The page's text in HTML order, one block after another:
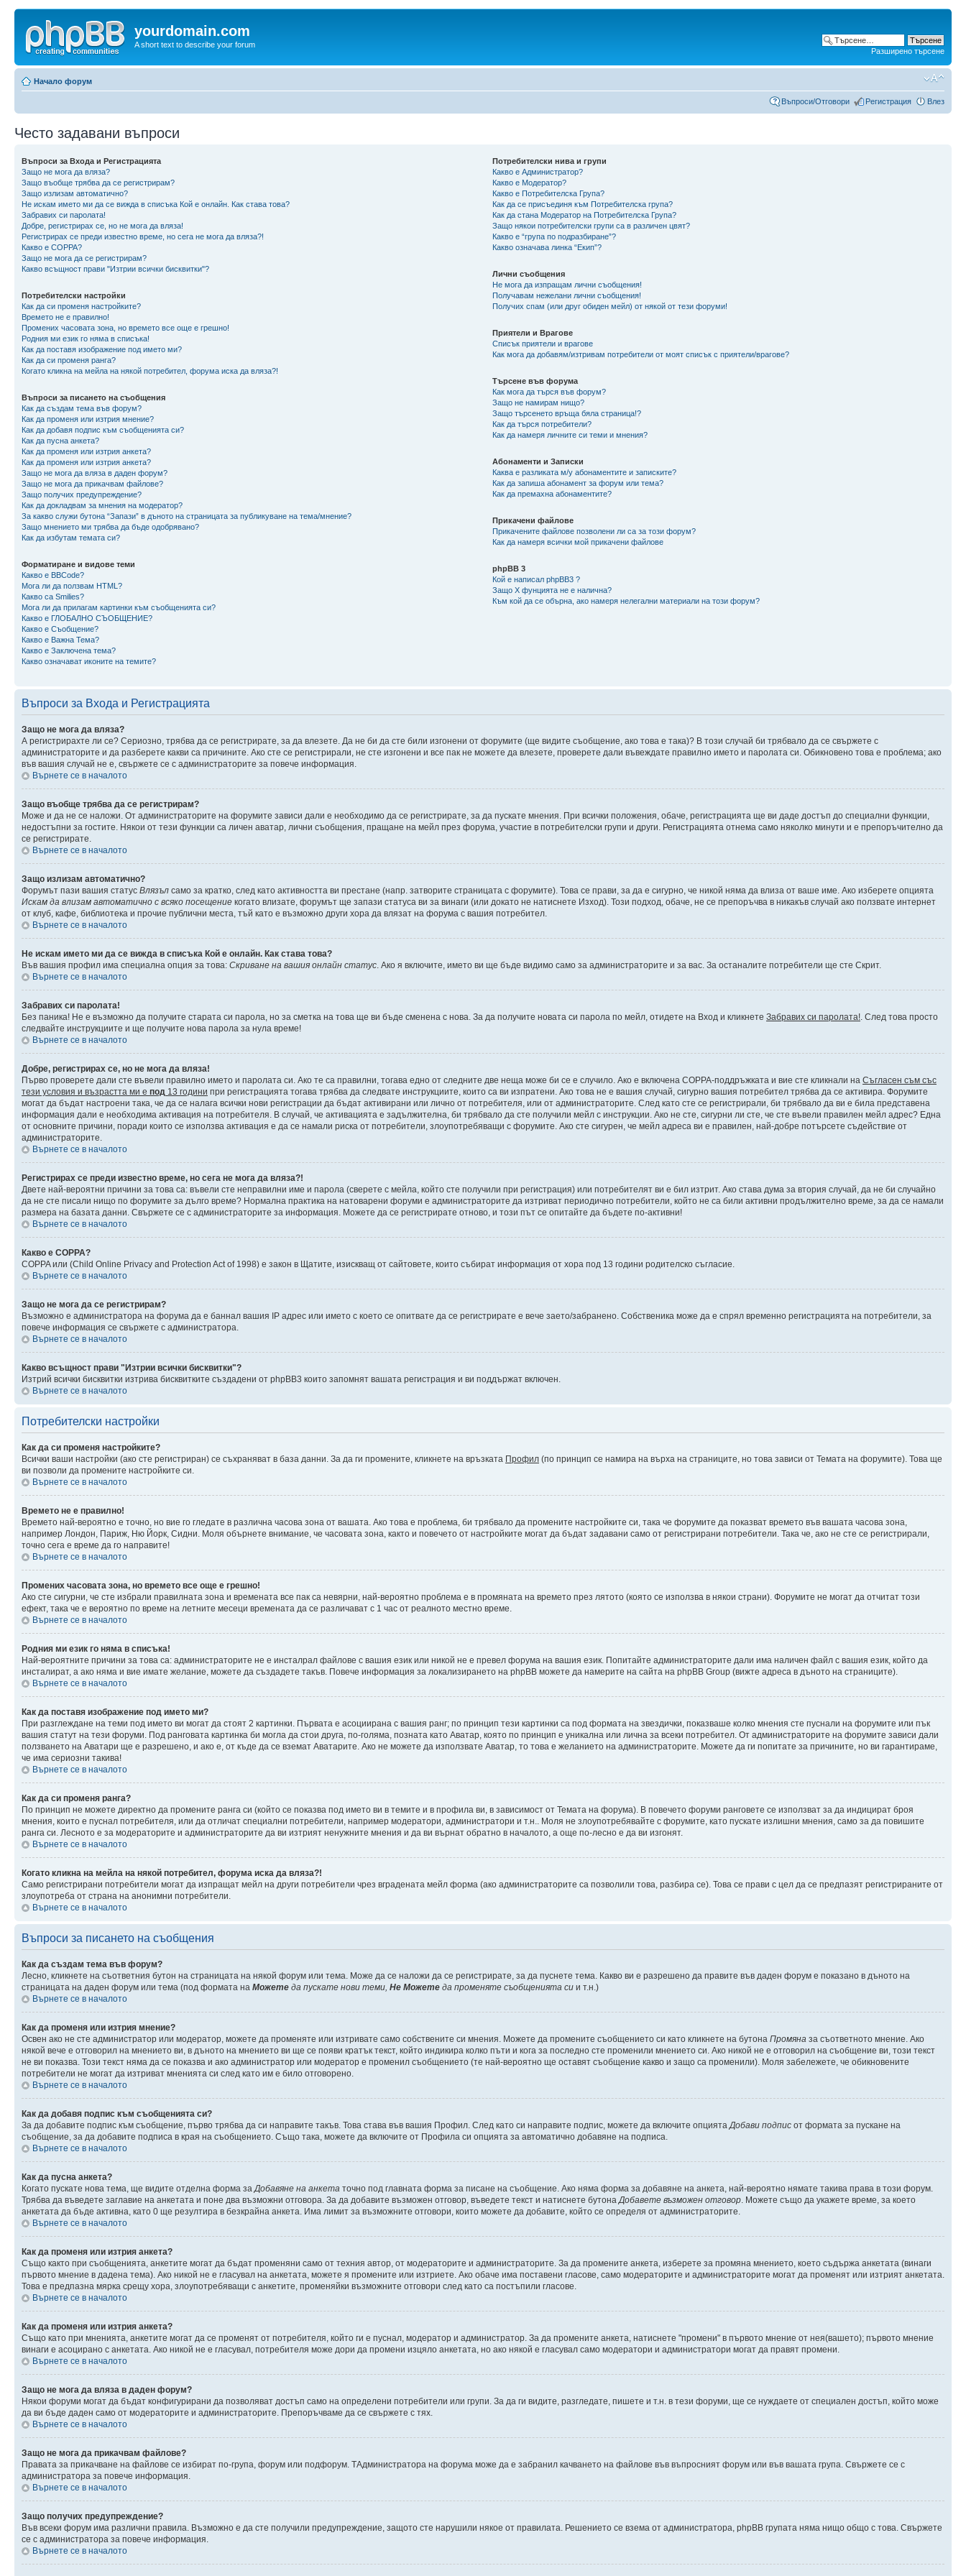
yourdomain.com
A short text to describe your forum
Разширено търсене
Начало форум
Въпроси/Отговори Регистрация Влез
Често задавани въпроси
Въпроси за Входа и Регистрацията
Защо не мога да вляза?
Защо въобще трябва да се регистрирам?
Защо излизам автоматично?
Не искам името ми да се вижда в списъка Кой е онлайн. Как става това?
Забравих си паролата!
Добре, регистрирах се, но не мога да вляза!
Регистрирах се преди известно време, но сега не мога да вляза?!
Какво е COPPA?
Защо не мога да се регистрирам?
Какво всъщност прави "Изтрии всички бисквитки"?
Потребителски настройки
Как да си променя настройките?
Времето не е правилно!
Промених часовата зона, но времето все още е грешно!
Родния ми език го няма в списъка!
Как да поставя изображение под името ми?
Как да си променя ранга?
Когато кликна на мейла на някой потребител, форума иска да вляза?!
Въпроси за писането на съобщения
Как да създам тема във форум?
Как да променя или изтрия мнение?
Как да добавя подпис към съобщенията си?
Как да пусна анкета?
Как да променя или изтрия анкета?
Как да променя или изтрия анкета?
Защо не мога да вляза в даден форум?
Защо не мога да прикачвам файлове?
Защо получих предупреждение?
Как да докладвам за мнения на модератор?
За какво служи бутона “Запази” в дъното на страницата за публикуване на тема/мнение?
Защо мнението ми трябва да бъде одобрявано?
Как да избутам темата си?
Форматиране и видове теми
Какво е BBCode?
Мога ли да ползвам HTML?
Какво са Smilies?
Мога ли да прилагам картинки към съобщенията си?
Какво е ГЛОБАЛНО СЪОБЩЕНИЕ?
Какво е Съобщение?
Какво е Важна Тема?
Какво е Заключена тема?
Какво означават иконите на темите?
Потребителски нива и групи
Какво е Администратор?
Какво е Модератор?
Какво е Потребителска Група?
Как да се присъединя към Потребителска група?
Как да стана Модератор на Потребителска Група?
Защо някои потребителски групи са в различен цвят?
Какво е “група по подразбиране”?
Какво означава линка “Екип”?
Лични съобщения
Не мога да изпращам лични съобщения!
Получавам нежелани лични съобщения!
Получих спам (или друг обиден мейл) от някой от тези форуми!
Приятели и Врагове
Списък приятели и врагове
Как мога да добавям/изтривам потребители от моят списък с приятели/врагове?
Търсене във форума
Как мога да търся във форум?
Защо не намирам нищо?
Защо търсенето връща бяла страница!?
Как да търся потребители?
Как да намеря личните си теми и мнения?
Абонаменти и Записки
Каква е разликата м/у абонаментите и записките?
Как да запиша абонамент за форум или тема?
Как да премахна абонаментите?
Прикачени файлове
Прикачените файлове позволени ли са за този форум?
Как да намеря всички мой прикачени файлове
phpBB 3
Кой е написал phpBB3 ?
Защо X фунцията не е налична?
Към кой да се обърна, ако намеря нелегални материали на този форум?
Въпроси за Входа и Регистрацията
Защо не мога да вляза?
А регистрирахте ли се? Сериозно, трябва да се регистрирате, за да влезете. Да не би да сте били изгонени от форумите (ще видите съобщение, ако това е така)? В този случай би трябвало да се свържете с
администраторите и да разберете какви са причините. Ако сте се регистрирали, не сте изгонени и все пак не можете да влезете, проверете дали въвеждате правилно името и паролата си. Обикновено това е проблема; ако
във вашия случай не е, свържете се с администраторите за повече информация.
Върнете се в началото
Защо въобще трябва да се регистрирам?
Може и да не се наложи. От администраторите на форумите зависи дали е необходимо да се регистрирате, за да пускате мнения. При всички положения, обаче, регистрацията ще ви даде достъп до специални функции,
недостъпни за гостите. Някои от тези функции са личен аватар, лични съобщения, пращане на мейл през форума, участие в потребителски групи и други. Регистрацията отнема само няколко минути и е препоръчително да
се регистрирате.
Върнете се в началото
Защо излизам автоматично?
Форумът пази вашия статус Влязъл само за кратко, след като активността ви престане (напр. затворите страницата с форумите). Това се прави, за да е сигурно, че никой няма да влиза от ваше име. Ако изберете опцията
Искам да влизам автоматично с всяко посещение когато влизате, форумът ще запази статуса ви за винаги (или докато не натиснете Изход). Този подход, обаче, не се препоръчва в никакъв случай ако ползвате интернет
от клуб, кафе, библиотека и прочие публични места, тъй като е възможно други хора да влязат на форума с вашия потребител.
Върнете се в началото
Не искам името ми да се вижда в списъка Кой е онлайн. Как става това?
Във вашия профил има специална опция за това: Скриване на вашия онлайн статус . Ако я включите, името ви ще бъде видимо само за администраторите и за вас. За останалите потребители ще сте Скрит.
Върнете се в началото
Забравих си паролата!
Без паника! Не е възможно да получите старата си парола, но за сметка на това ще ви бъде сменена с нова. За да получите новата си парола по мейл, отидете на Вход и кликнете Забравих си паролата! . След това просто
следвайте инструкциите и ще получите нова парола за нула време!
Върнете се в началото
Добре, регистрирах се, но не мога да вляза!
Първо проверете дали сте въвели правилно името и паролата си. Ако те са правилни, тогава едно от следните две неща може би се е случило. Ако е включена COPPA-поддръжката и вие сте кликнали на Съгласен съм със
тези условия и възрастта ми е под 13 години при регистрацията тогава трябва да следвате инструкциите, които са ви изпратени. Ако това не е вашия случай, сигурно вашия потребител трябва да се активира. Форумите
могат да бъдат настроени така, че да се налага всички нови регистрации да бъдат активирани или лично от потребителя, или от администраторите. След като сте се регистрирали, би трябвало да ви е била представена
информация дали е необходима активация на потребителя. В случай, че активацията е задължителна, би трябвало да сте получили мейл с инструкции. Ако не сте, сигурни ли сте, че сте въвели правилен мейл адрес? Една
от основните причини, поради които се използва активация е да се намали риска от потребители, злоупотребяващи с форумите. Ако сте сигурен, че мейл адреса ви е правилен, най-добре потърсете съдействие от
администраторите.
Върнете се в началото
Регистрирах се преди известно време, но сега не мога да вляза?!
Двете най-вероятни причини за това са: въвели сте неправилни име и парола (сверете с мейла, който сте получили при регистрация) или потребителят ви е бил изтрит. Ако става дума за втория случай, да не би случайно
да не сте писали нищо по форумите за дълго време? Нормална практика на натоварени форуми е администраторите да изтриват периодично потребители, който не са били активни продължително време, за да се намали
размера на базата данни. Свържете се с администраторите за информация. Можете да се регистрирате отново, и този път се опитайте да бъдете по-активни!
Върнете се в началото
Какво е COPPA?
COPPA или (Child Online Privacy and Protection Act of 1998) е закон в Щатите, изискващ от сайтовете, които събират информация от хора под 13 години родителско съгласие.
Върнете се в началото
Защо не мога да се регистрирам?
Възможно е администратора на форума да е баннал вашия IP адрес или името с което се опитвате да се регистрирате е вече заето/забранено. Собственика може да е спрял временно регистрацията на потребители, за
повече информация се свържете с администратора.
Върнете се в началото
Какво всъщност прави "Изтрии всички бисквитки"?
Изтрий всички бисквитки изтрива бисквитките създадени от phpBB3 които запомнят вашата регистрация и ви поддържат включен.
Върнете се в началото
Потребителски настройки
Как да си променя настройките?
Всички ваши настройки (ако сте регистриран) се съхраняват в база данни. За да ги промените, кликнете на връзката Профил (по принцип се намира на върха на страниците, но това зависи от Темата на форумите). Това ще
ви позволи да промените настройките си.
Върнете се в началото
Времето не е правилно!
Времето най-вероятно е точно, но вие го гледате в различна часова зона от вашата. Ако това е проблема, би трябвало да промените настройките си, така че форумите да показват времето във вашата часова зона,
например Лондон, Париж, Ню Йорк, Сидни. Моля обърнете внимание, че часовата зона, както и повечето от настройките могат да бъдат задавани само от регистрирани потребители. Така че, ако не сте се регистрирали,
точно сега е време да го направите!
Върнете се в началото
Промених часовата зона, но времето все още е грешно!
Ако сте сигурни, че сте избрали правилната зона и времената все пак са невярни, най-вероятно проблема е в промяната на времето през лятото (която се използва в някои страни). Форумите не могат да отчитат този
ефект, така че е вероятно по време на летните месеци времената да се различават с 1 час от реалното местно време.
Върнете се в началото
Родния ми език го няма в списъка!
Най-вероятните причини за това са: администраторите не е инсталрал файлове с вашия език или никой не е превел форума на вашия език. Попитайте администраторите дали има наличен файл с вашия език, който да
инсталират, а ако няма и вие имате желание, можете да създадете такъв. Повече информация за локализирането на phpBB можете да намерите на сайта на phpBB Group (вижте адреса в дъното на страниците).
Върнете се в началото
Как да поставя изображение под името ми?
При разглеждане на теми под името ви могат да стоят 2 картинки. Първата е асоциирана с вашия ранг; по принцип тези картинки са под формата на звездички, показваше колко мнения сте пуснали на форумите или пък
вашия статут на тези форуми. Под ранговата картинка би могла да стои друга, по-голяма, позната като Аватар, която по принцип е уникална или лична за всеки потребител. От администраторите на форумите зависи дали
ползването на Аватари ще е разрешено, и ако е, от къде да се вземат Аватарите. Ако не можете да използвате Аватар, то това е желанието на администраторите. Можете да ги попитате за причините, но ви гарантираме,
че има сериозни такива!
Върнете се в началото
Как да си променя ранга?
По принцип не можете директно да промените ранга си (който се показва под името ви в темите и в профила ви, в зависимост от Темата на форума). В повечето форуми ранговете се използват за да индицират броя
мнения, които е пуснал потребителя, или да отличат специални потребители, например модератори, администратори и т.н.. Моля не злоупотребявайте с форумите, като пускате излишни мнения, само за да повишите
ранга си. Лесното е за модераторите и администраторите да ви изтрият ненужните мнения и да ви върнат обратно в началото, а още по-лесно е да ви изгонят.
Върнете се в началото
Когато кликна на мейла на някой потребител, форума иска да вляза?!
Само регистрирани потребители могат да изпращат мейл на други потребители чрез вградената мейл форма (ако администраторите са позволили това, разбира се). Това се прави с цел да се предпазят регистрираните от
злоупотреба от страна на анонимни потребители.
Върнете се в началото
Въпроси за писането на съобщения
Как да създам тема във форум?
Лесно, кликнете на съответния бутон на страницата на някой форум или тема. Може да се наложи да се регистрирате, за да пуснете тема. Какво ви е разрешено да правите във даден форум е показано в дъното на
страницата на даден форум или тема (под формата на Можете да пускате нови теми, Не Можете да променяте съобщенията си и т.н.)
Върнете се в началото
Как да променя или изтрия мнение?
Освен ако не сте администратор или модератор, можете да променяте или изтривате само собствените си мнения. Можете да промените съобщението си като кликнете на бутона Промяна за съответното мнение. Ако
някой вече е отговорил на мнението ви, в дъното на мнението ви ще се появи кратък текст, който индикира колко пъти и кога за последно сте променили мнението си. Ако никой не е отговорил на съобщение ви, този текст
не ви показва. Този текст няма да се показва и ако администратор или модератор е променил съобщението (те най-вероятно ще оставят съобщение какво и защо са променили). Моля забележете, че обикновените
потребители не могат да изтриват мненията си след като им е било отговорено.
Върнете се в началото
Как да добавя подпис към съобщенията си?
За да добавите подпис към съобщение, първо трябва да си направите такъв. Това става във вашия Профил. След като си направите подпис, можете да включите опцията Добави подпис от формата за пускане на
съобщение, за да добавите подписа в края на съобщението. Също така, можете да включите от Профила си опцията за автоматично добавяне на подписа.
Върнете се в началото
Как да пусна анкета?
Когато пускате нова тема, ще видите отделна форма за Добавяне на анкета точно под главната форма за писане на съобщение. Ако няма форма за добавяне на анкета, най-вероятно нямате такива права в този форум.
Трябва да въведете заглавие на анкетата и поне два възможни отговора. За да добавите възможен отговор, въведете текст и натиснете бутона Добавете възможен отговор . Можете също да укажете време, за което
анкетата да бъде активна, като 0 ще резултира в безкрайна анкета. Има лимит за възможните отговори, които можете да добавите, който се определя от администраторите.
Върнете се в началото
Как да променя или изтрия анкета?
Също както при съобщенията, анкетите могат да бъдат променяни само от техния автор, от модераторите и администраторите. За да промените анкета, изберете за промяна мнението, което съдържа анкетата (винаги
първото мнение в дадена тема). Ако никой не е гласувал на анкетата, можете я промените или изтриете. Ако обаче има поставени гласове, само модераторите и администраторите могат да променят или изтрият анкетата.
Това е предпазна мярка срещу хора, злоупотребяващи с анкетите, променяйки възможните отговори след като са постъпили гласове.
Върнете се в началото
Как да променя или изтрия анкета?
Също като при мненията, анкетите могат да се променят от потребителя, който ги е пуснал, модератор и администратор. За да промените анкета, натиснете "промени" в първото мнение от нея(вашето); първото мнение
винаги е асоцирано с анкетата. Ако никой не е гласувал, потребителя може дори да промени изцяло анкетата, но ако някой е гласувал само модератори и администратори могат да правят промени.
Върнете се в началото
Защо не мога да вляза в даден форум?
Някои форуми могат да бъдат конфигурирани да позволяват достъп само на определени потребители или групи. За да ги видите, разгледате, пишете и т.н. в тези форуми, ще се нуждаете от специален достъп, който може
да ви бъде даден само от модераторите и администраторите. Препоръчваме да се свържете с тях.
Върнете се в началото
Защо не мога да прикачвам файлове?
Правата за прикачване на файлове се избират по-група, форум или подфорум. TАдминистратора на форума може да е забранил качването на файлове във въпросният форум или във вашата група. Свържете се с
администратора за повече информация.
Върнете се в началото
Защо получих предупреждение?
Във всеки форум има различни правила. Възможно е да сте получили предупреждение, защото сте нарушили някое от правилата. Решението се взема от администратора, phpBB групата няма нищо общо с това. Свържете
се с администратора за повече информация.
Върнете се в началото